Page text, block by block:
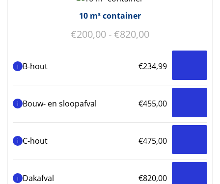
10 m³ container
€200,00 -€820,00Prijsklasse:
tot
€820,00
i B-hout €234,99
i Bouw- en sloopafval €455,00
i C-hout €475,00
i Dakafval €820,00